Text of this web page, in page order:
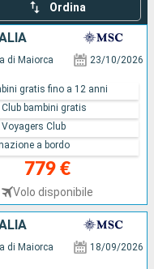
Ordina
di Maiorca 23/10/2026
779 €
Volo disponibile
gratis fino a 12 anni
Club bambini gratis
Voyagers Club
a bordo
di Maiorca 18/09/2026